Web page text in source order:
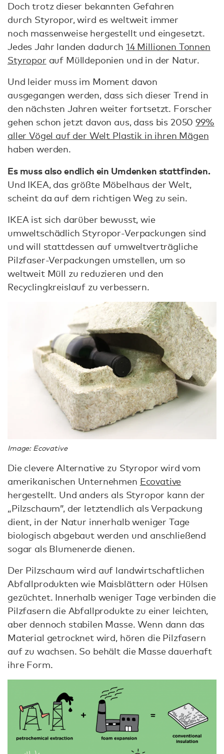
Doch trotz dieser bekannten Gefahren
durch Styropor, wird es weltweit immer
noch massenweise hergestellt und eingesetzt.
Jedes Jahr landen dadurch 14 Millionen Tonnen
Styropor auf Mülldeponien und in der Natur.
Und leider muss im Moment davon
ausgegangen werden, dass sich dieser Trend in
den nächsten Jahren weiter fortsetzt. Forscher
gehen schon jetzt davon aus, dass bis 205099%
aller Vögel auf der Welt Plastik in ihren Mägen
haben werden.
Es muss also endlich ein Umdenken stattfinden.
Und IKEA, das größte Möbelhaus der Welt,
scheint da auf dem richtigen Weg zu sein.
IKEA ist sich darüber bewusst, wie
umweltschädlich Styropor-Verpackungen sind
und will stattdessen auf umweltverträgliche
Pilzfaser-Verpackungen umstellen, um so
weltweit Müll zu reduzieren und den
Recyclingkreislauf zu verbessern.
Image: Ecovative
Die clevere Alternative zu Styropor wird vom
amerikanischen Unternehmen Ecovative
hergestellt. Und anders als Styropor kann der
„Pilzschaum”, der letztendlich als Verpackung
dient, in der Natur innerhalb weniger Tage
biologisch abgebaut werden und anschließend
sogar als Blumenerde dienen.
Der Pilzschaum wird auf landwirtschaftlichen
Abfallprodukten wie Maisblättern oder Hülsen
gezüchtet. Innerhalb weniger Tage verbinden die
Pilzfasern die Abfallprodukte zu einer leichten,
aber dennoch stabilen Masse. Wenn dann das
Material getrocknet wird, hören die Pilzfasern
auf zu wachsen. So behält die Masse dauerhaft
ihre Form.